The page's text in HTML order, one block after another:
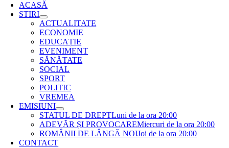
ACASĂ
STIRI
ACTUALITATE
ECONOMIE
EDUCAȚIE
EVENIMENT
SĂNĂTATE
SOCIAL
SPORT
POLITIC
VREMEA
EMISIUNI
STATUL DE DREPTLuni de la ora 20:00
ADEVĂR ȘI PROVOCAREMiercuri de la ora 20:00
ROMÂNII DE LÂNGĂ NOIJoi de la ora 20:00
CONTACT